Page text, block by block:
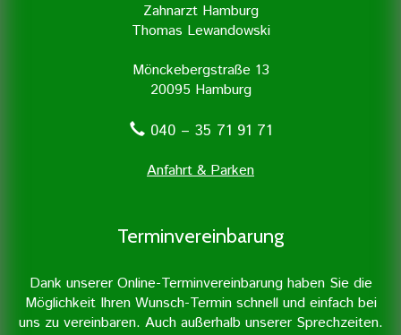
Zahnarzt Hamburg
Thomas Lewandowski
Mönckebergstraße 13
20095 Hamburg
040 – 35 71 91 71
Anfahrt & Parken
Terminvereinbarung
Dank unserer Online-Terminvereinbarung haben Sie die
Möglichkeit Ihren Wunsch-Termin schnell und einfach bei
uns zu vereinbaren. Auch außerhalb unserer Sprechzeiten.